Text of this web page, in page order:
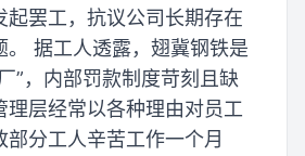
起罢工，抗议公司长期存在
。 据工人透露，翅冀钢铁是
”，内部罚款制度苛刻且缺
理层经常以各种理由对员工
部分工人辛苦工作一个月